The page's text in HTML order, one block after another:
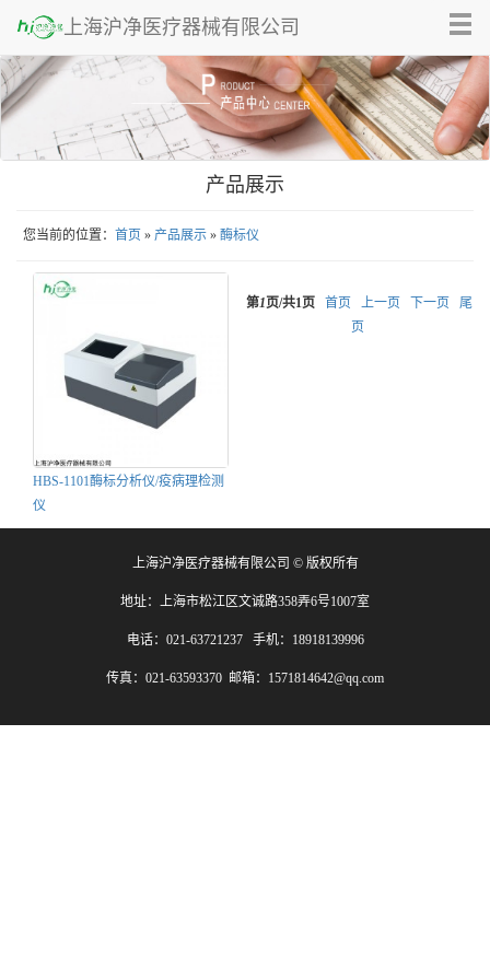
上海沪净医疗器械有限公司
产品展示
您当前的位置： 首页 » 产品展示 » 酶标仪
HBS-1101酶标分析仪/疫病理检测
仪
第1页/共1 页 首页 上一页 下一页
尾
页
上海沪净医疗器械有限公司 © 版权所有
地址：上海市松江区文诚路358弄6号1007室
电话：021-63721237 手机：18918139996
传真：021-63593370 邮箱：1571814642@qq.com